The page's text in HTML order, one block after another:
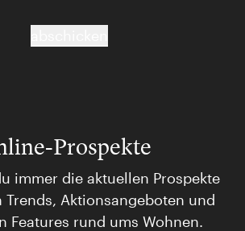
Prospekte
immer die aktuellen Prospekte
Trends, Aktionsangeboten und
Features rund ums Wohnen.